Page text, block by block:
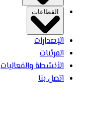
القطاعات
الإصدارات
المرئيات
الأنشطة والفعاليات
اتصل بنا